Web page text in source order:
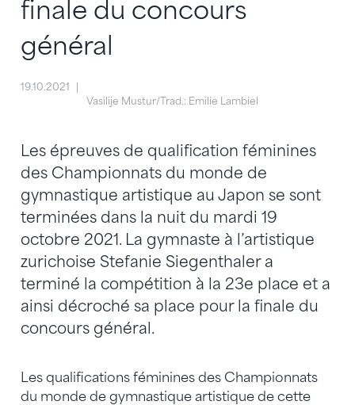
finale du concours
général
19.10.2021
Vasilije Mustur/Trad.: Emilie Lambiel
Les épreuves de qualification féminines
des Championnats du monde de
gymnastique artistique au Japon se sont
terminées dans la nuit du mardi 19
octobre 2021. La gymnaste à l’artistique
zurichoise Stefanie Siegenthaler a
terminé la compétition à la 23e place et a
ainsi décroché sa place pour la finale du
concours général.
Les qualifications féminines des Championnats
du monde de gymnastique artistique de cette